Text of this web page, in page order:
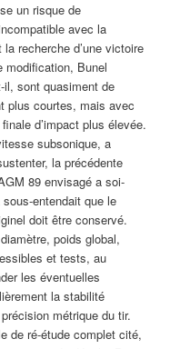
un risque de
avec la
recherche d’une victoire
modification, Bunel
il, sont quasiment de
plus courtes, mais avec
d’impact plus élevée.
subsonique, a
la précédente
89 envisagé a soi-
entendait que le
doit être conservé.
poids global,
et tests, au
les éventuelles
la stabilité
métrique du tir.
de ré-étude complet cité,